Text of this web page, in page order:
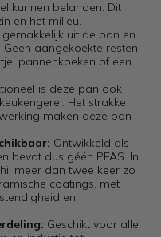
kunnen belanden. Dit
en het milieu.
uit de pan en
aangekoekte resten
pannenkoeken of een
is deze pan ook
Het strakke
maken deze pan
Ontwikkeld als
bevat dus géén PFAS. In
meer dan twee keer zo
coatings, met
en
Geschikt voor alle